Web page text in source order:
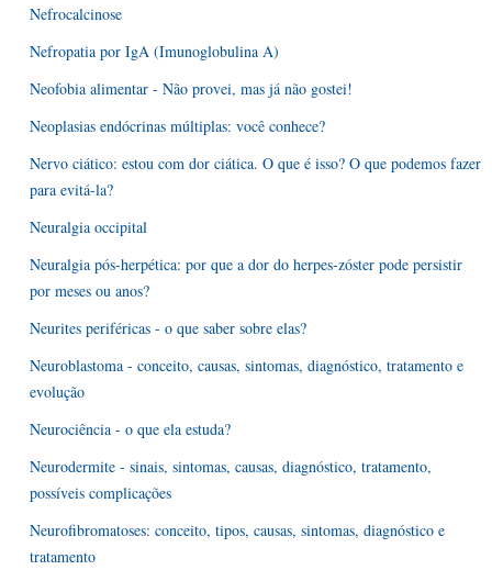
Nefrocalcinose
Nefropatia por IgA (Imunoglobulina A)
Neofobia alimentar - Não provei, mas já não gostei!
Neoplasias endócrinas múltiplas: você conhece?
Nervo ciático: estou com dor ciática. O que é isso? O que podemos fazer
para evitá-la?
Neuralgia occipital
Neuralgia pós-herpética: por que a dor do herpes-zóster pode persistir
por meses ou anos?
Neurites periféricas - o que saber sobre elas?
Neuroblastoma - conceito, causas, sintomas, diagnóstico, tratamento e
evolução
Neurociência - o que ela estuda?
Neurodermite - sinais, sintomas, causas, diagnóstico, tratamento,
possíveis complicações
Neurofibromatoses: conceito, tipos, causas, sintomas, diagnóstico e
tratamento